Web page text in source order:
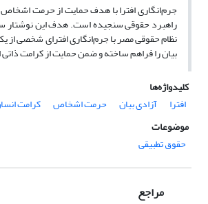
جرم‌انگاری افترا با هدف حمایت از حرمت
راهبرد حقوقی سنجیده است. هدف این نوشتار
نظام حقوقی مصر با جرم‌انگاری افترای شخصی از
بیان را فراهم ساخته و ضمن حمایت از کرامت
کلیدواژه‌ها
افترا
آزادی بیان حرمت اشخاص کرامت
موضوعات
حقوق تطبیقی
مراجع